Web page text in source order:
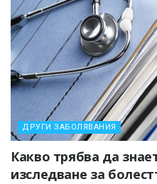
ДРУГИ ЗАБОЛЯВАНИЯ
Какво трябва да
изследване за